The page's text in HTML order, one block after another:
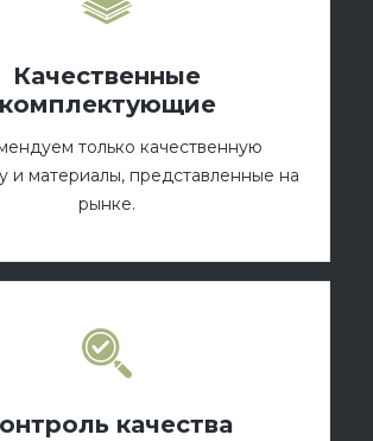
Качественные
комплектующие
только качественную
и материалы, представленные на
рынке.
качества